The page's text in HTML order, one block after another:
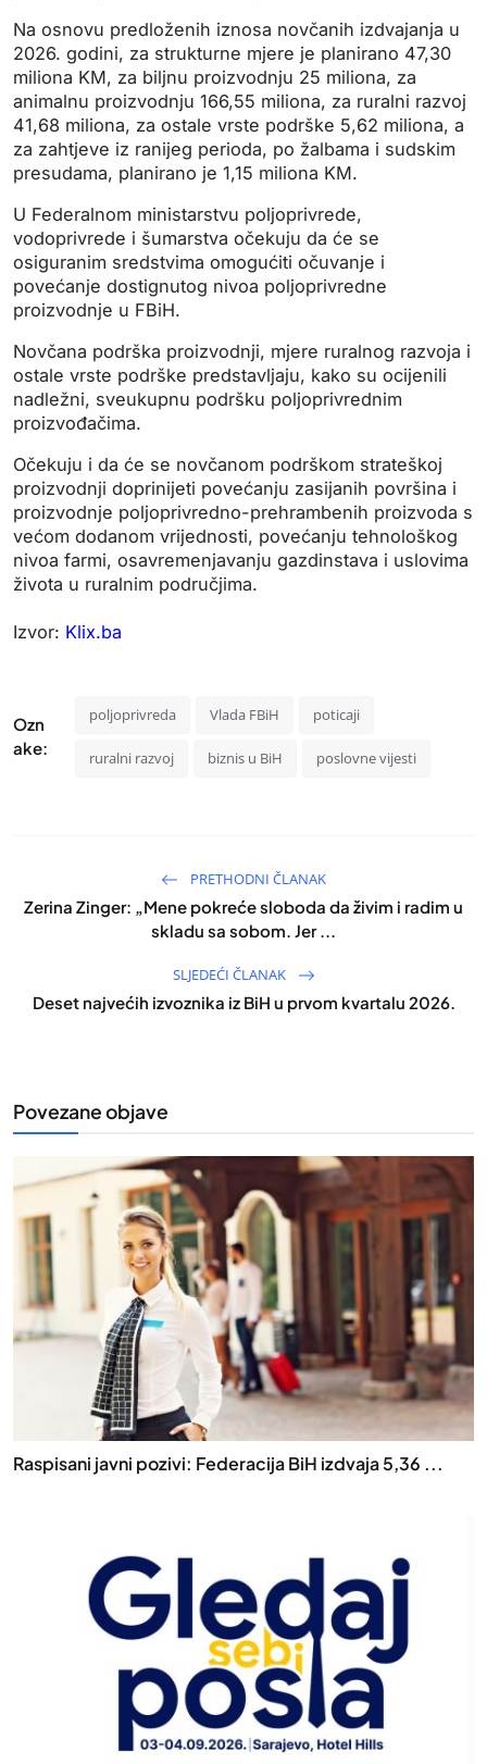
Na osnovu predloženih iznosa novčanih izdvajanja u
2026. godini, za strukturne mjere je planirano 47,30
miliona KM, za biljnu proizvodnju 25 miliona, za
animalnu proizvodnju 166,55 miliona, za ruralni razvoj
41,68 miliona, za ostale vrste podrške 5,62 miliona, a
za zahtjeve iz ranijeg perioda, po žalbama i sudskim
presudama, planirano je 1,15 miliona KM.
U Federalnom ministarstvu poljoprivrede,
vodoprivrede i šumarstva očekuju da će se
osiguranim sredstvima omogućiti očuvanje i
povećanje dostignutog nivoa poljoprivredne
proizvodnje u FBiH.
Novčana podrška proizvodnji, mjere ruralnog razvoja i
ostale vrste podrške predstavljaju, kako su ocijenili
nadležni, sveukupnu podršku poljoprivrednim
proizvođačima.
Očekuju i da će se novčanom podrškom strateškoj
proizvodnji doprinijeti povećanju zasijanih površina i
proizvodnje poljoprivredno-prehrambenih proizvoda s
većom dodanom vrijednosti, povećanju tehnološkog
nivoa farmi, osavremenjavanju gazdinstava i uslovima
života u ruralnim područjima.
Izvor: Klix.ba
Ozn
ake:
poljoprivreda Vlada FBiH poticaji
ruralni razvoj biznis u BiH poslovne vijesti
PRETHODNI ČLANAK
Zerina Zinger: „Mene pokreće sloboda da živim i radim u
skladu sa sobom. Jer ...
SLJEDEĆI ČLANAK
Deset najvećih izvoznika iz BiH u prvom kvartalu 2026.
Povezane objave
Raspisani javni pozivi: Federacija BiH izdvaja 5,36 ...